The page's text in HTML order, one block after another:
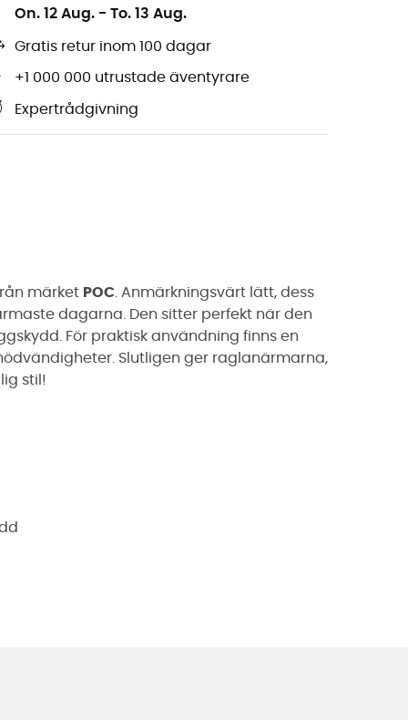
On. 12 Aug. - To. 13 Aug.
Gratis retur inom 100 dagar
+1 000 000 utrustade äventyrare
Expertrådgivning
märket POC . Anmärkningsvärt lätt, dess
dagarna. Den sitter perfekt när den
För praktisk användning finns en
Slutligen ger raglanärmarna,
stil!